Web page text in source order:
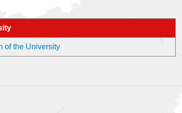
of the University